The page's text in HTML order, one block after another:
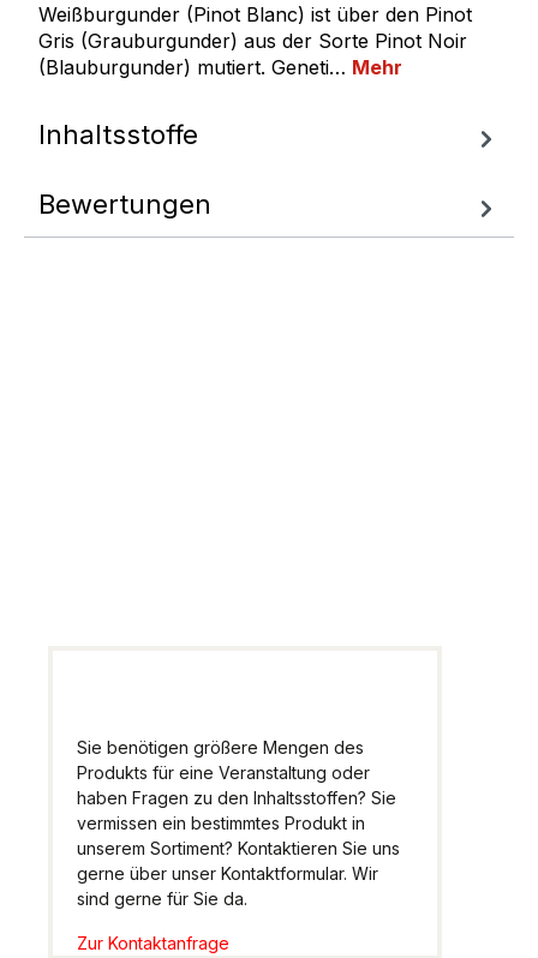
Weißburgunder (Pinot Blanc) ist über den Pinot
Gris (Grauburgunder) aus der Sorte Pinot Noir
(Blauburgunder) mutiert. Geneti… Mehr
Inhaltsstoffe
Bewertungen
Sie benötigen größere Mengen des
Produkts für eine Veranstaltung oder
haben Fragen zu den Inhaltsstoffen? Sie
vermissen ein bestimmtes Produkt in
unserem Sortiment? Kontaktieren Sie uns
gerne über unser Kontaktformular. Wir
sind gerne für Sie da.
Zur Kontaktanfrage